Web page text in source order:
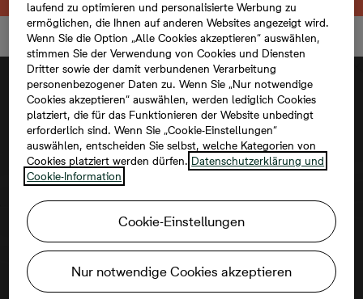
aktivieren Sie bitte die Dienste Dritter in
den Cookie-Einstellungen.
laufend zu optimieren und personalisierte Werbung zu
ermöglichen, die Ihnen auf anderen Websites angezeigt wird.
Wenn Sie die Option „Alle Cookies akzeptieren“ auswählen,
stimmen Sie der Verwendung von Cookies und Diensten
Dritter sowie der damit verbundenen Verarbeitung
personenbezogener Daten zu. Wenn Sie „Nur notwendige
Cookies akzeptieren“ auswählen, werden lediglich Cookies
platziert, die für das Funktionieren der Website unbedingt
erforderlich sind. Wenn Sie „Cookie-Einstellungen“
auswählen, entscheiden Sie selbst, welche Kategorien von
Cookies platziert werden dürfen. Datenschutzerklärung und
Cookie-Information
Cookie-Einstellungen
Nur notwendige Cookies akzeptieren